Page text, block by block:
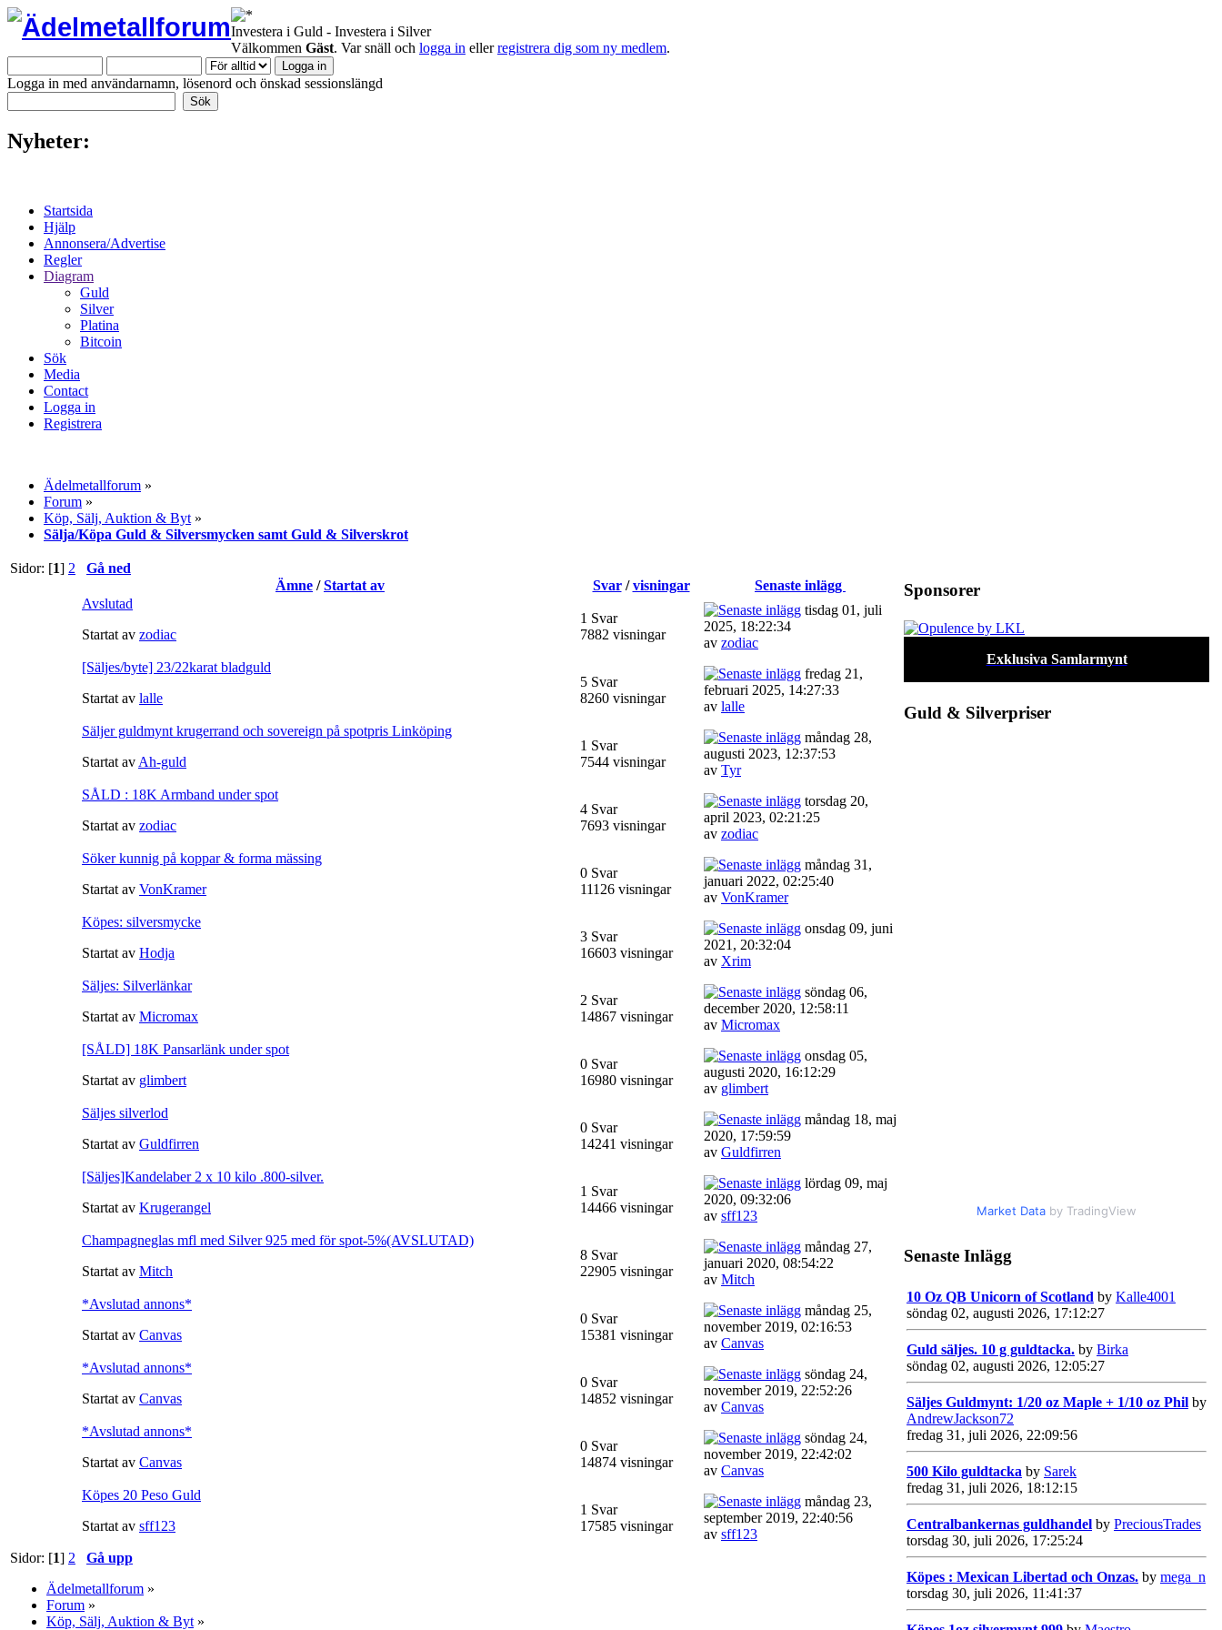
Investera i Guld - Investera i Silver
Välkommen Gäst. Var snäll och logga in ellerregistrera dig som ny medlem.
Logga in med användarnamn, lösenord och önskad sessionslängd
Nyheter:
Startsida
Hjälp
Annonsera/Advertise
Regler
Diagram
Guld
Silver
Platina
Bitcoin
Sök
Media
Contact
Logga in
Registrera
Ädelmetallforum »
Forum »
Köp, Sälj, Auktion & Byt »
Sälja/Köpa Guld & Silversmycken samt Guld & Silverskrot
Sidor: [1] 2
Gå ned
Ämne /Startat av Svar/visningar
Senaste inlägg
Avslutad
Startat av zodiac
1 Svar
7882 visningar
tisdag 01, juli
2025, 18:22:34
av zodiac
[Säljes/byte] 23/22karat bladguld
Startat av lalle
5 Svar
8260 visningar
fredag 21,
februari 2025, 14:27:33
av lalle
Säljer guldmynt krugerrand och sovereign på spotpris Linköping
Startat av Ah-guld
1 Svar
7544 visningar
måndag 28,
augusti 2023, 12:37:53
av Tyr
SÅLD : 18K Armband under spot
Startat av zodiac
4 Svar
7693 visningar
torsdag 20,
april 2023, 02:21:25
av zodiac
Söker kunnig på koppar & forma mässing
Startat av VonKramer
0 Svar
11126 visningar
måndag 31,
januari 2022, 02:25:40
av VonKramer
Köpes: silversmycke
Startat av Hodja
3 Svar
16603 visningar
onsdag 09, juni
2021, 20:32:04
av Xrim
Säljes: Silverlänkar
Startat av Micromax
2 Svar
14867 visningar
söndag 06,
december 2020, 12:58:11
av Micromax
[SÅLD] 18K Pansarlänk under spot
Startat av glimbert
0 Svar
16980 visningar
onsdag 05,
augusti 2020, 16:12:29
av glimbert
Säljes silverlod
Startat av Guldfirren
0 Svar
14241 visningar
måndag 18, maj
2020, 17:59:59
av Guldfirren
[Säljes]Kandelaber 2 x 10 kilo .800-silver.
Startat av Krugerangel
1 Svar
14466 visningar
lördag 09, maj
2020, 09:32:06
av sff123
Champagneglas mfl med Silver 925 med för spot-5%(AVSLUTAD)
Startat av Mitch
8 Svar
22905 visningar
måndag 27,
januari 2020, 08:54:22
av Mitch
*Avslutad annons*
Startat av Canvas
0 Svar
15381 visningar
måndag 25,
november 2019, 02:16:53
av Canvas
*Avslutad annons*
Startat av Canvas
0 Svar
14852 visningar
söndag 24,
november 2019, 22:52:26
av Canvas
*Avslutad annons*
Startat av Canvas
0 Svar
14874 visningar
söndag 24,
november 2019, 22:42:02
av Canvas
Köpes 20 Peso Guld
Startat av sff123
1 Svar
17585 visningar
måndag 23,
september 2019, 22:40:56
av sff123
Sidor: [1] 2
Gå upp
Ädelmetallforum »
Forum »
Köp, Sälj, Auktion & Byt »
Sponsorer
Exklusiva Samlarmynt
Guld & Silverpriser
Market Data by TradingView
Senaste Inlägg
10 Oz QB Unicorn of Scotland by Kalle4001
söndag 02, augusti 2026, 17:12:27
Guld säljes. 10 g guldtacka. by Birka
söndag 02, augusti 2026, 12:05:27
Säljes Guldmynt: 1/20 oz Maple + 1/10 oz Phil by
AndrewJackson72
fredag 31, juli 2026, 22:09:56
500 Kilo guldtacka by Sarek
fredag 31, juli 2026, 18:12:15
Centralbankernas guldhandel by PreciousTrades
torsdag 30, juli 2026, 17:25:24
Köpes : Mexican Libertad och Onzas. by mega_n
torsdag 30, juli 2026, 11:41:37